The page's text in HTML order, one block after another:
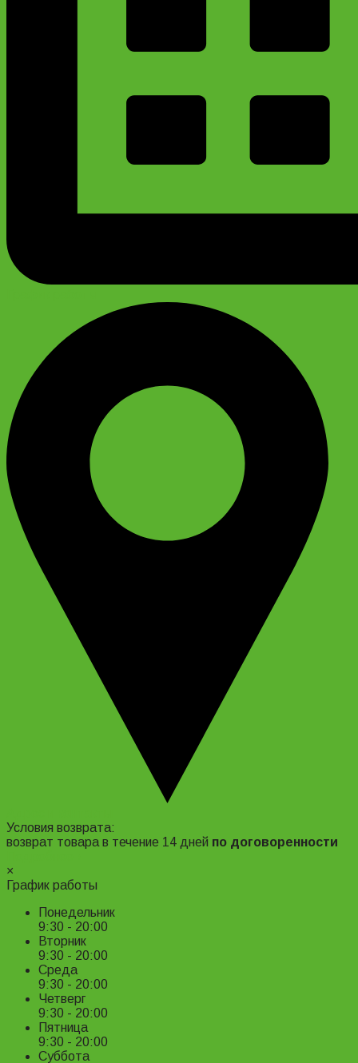
Условия возврата:
возврат товара в течение 14 дней по договоренности
×
График работы
Понедельник
9:30 - 20:00
Вторник
9:30 - 20:00
Среда
9:30 - 20:00
Четверг
9:30 - 20:00
Пятница
9:30 - 20:00
Суббота